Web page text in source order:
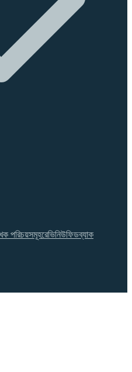
পরিচয়সমূহরেভিনিউফিডব্যাক